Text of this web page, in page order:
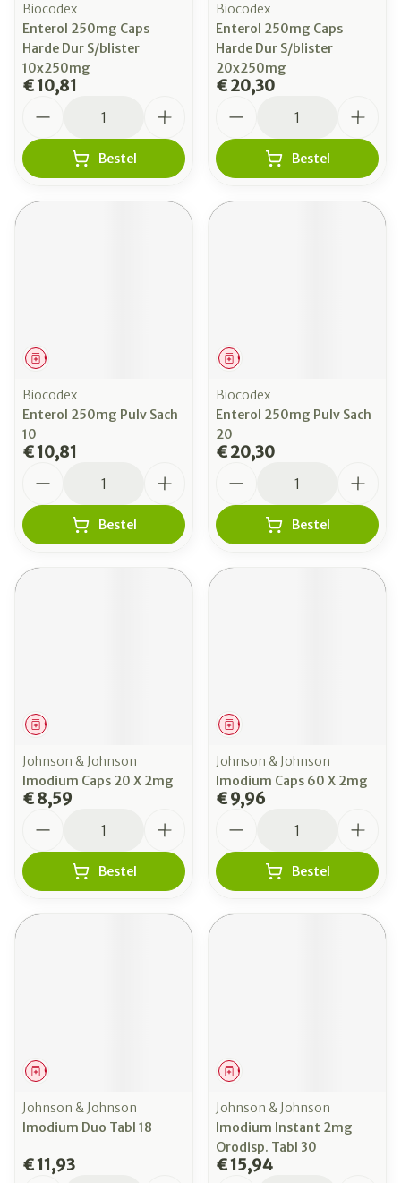
Biocodex
Enterol 250mg Caps
Harde Dur S/blister
10x250mg
€ 10,81
Bestel
Biocodex
Enterol 250mg Caps
Harde Dur S/blister
20x250mg
€ 20,30
Bestel
Geneesmiddel
Biocodex
Enterol 250mg Pulv Sach
10
€ 10,81
Bestel
Geneesmiddel
Biocodex
Enterol 250mg Pulv Sach
20
€ 20,30
Bestel
Geneesmiddel
Johnson & Johnson
Imodium Caps 20 X 2mg
€ 8,59
Bestel
Geneesmiddel
Johnson & Johnson
Imodium Caps 60 X 2mg
€ 9,96
Bestel
Geneesmiddel
Johnson & Johnson
Imodium Duo Tabl 18
€ 11,93
Geneesmiddel
Johnson & Johnson
Imodium Instant 2mg
Orodisp. Tabl 30
€ 15,94